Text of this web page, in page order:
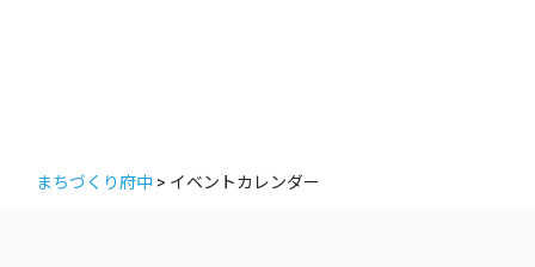
まちづくり府中 > イベントカレンダー